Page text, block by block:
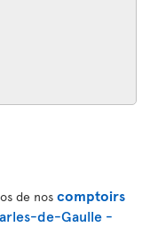
de nos comptoirs
de-Gaulle -